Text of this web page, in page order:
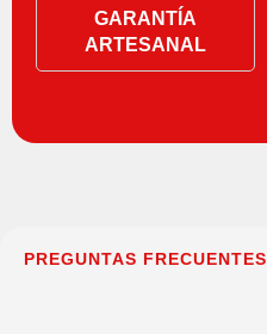
GARANTÍA
ARTESANAL
PREGUNTAS FRECUENTES